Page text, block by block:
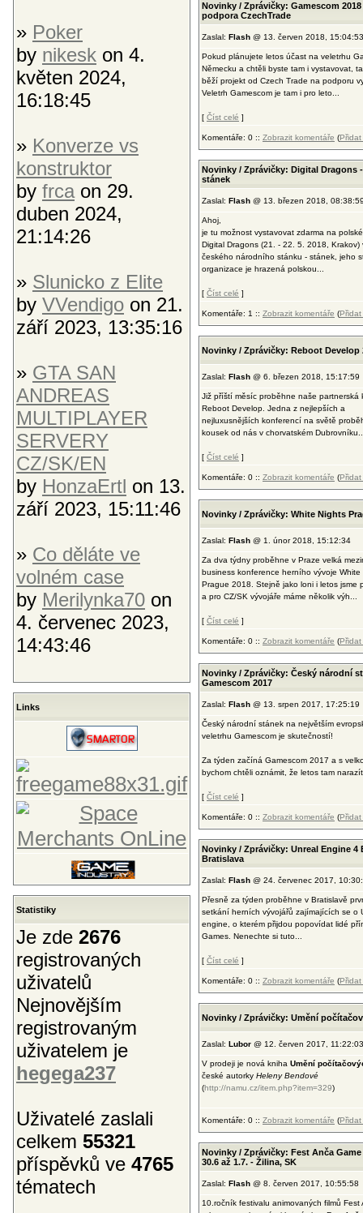
» Poker
by nikesk on 4.
květen 2024,
16:18:45
» Konverze vs
konstruktor
by frca on 29.
duben 2024,
21:14:26
» Slunicko z Elite
by VVendigo on 21.
září 2023, 13:35:16
» GTA SAN
ANDREAS
MULTIPLAYER
SERVERY
CZ/SK/EN
by HonzaErtl on 13.
září 2023, 15:11:46
» Co děláte ve
volném case
by Merilynka70 on
4. červenec 2023,
14:43:46
Links
Statistiky
Je zde 2676
registrovaných
uživatelů
Nejnovějším
registrovaným
uživatelem je
hegega237
Uživatelé zaslali
celkem 55321
příspěvků ve 4765
tématech
Novinky / Zprávičky: Gamescom 2018
podpora CzechTrade
Zaslal: Flash @ 13. červen 2018, 15:04:53
Pokud plánujete letos účast na veletrhu
Německu a chtěli byste tam i vystavovat,
běží projekt od Czech Trade na podporu
Veletrh Gamescom je tam i pro leto...
[ Číst celé ]
Komentáře: 0 :: Zobrazit komentáře (Přidat
Novinky / Zprávičky: Digital Dragons
stánek
Zaslal: Flash @ 13. březen 2018,
Ahoj,
je tu možnost vystavovat zdarma na
Digital Dragons (21. - 22. 5. 2018, Krakov)
českého národního stánku - stánek, jeho
organizace je hrazená polskou...
[ Číst celé ]
Komentáře: 1 :: Zobrazit komentáře (Přidat
Novinky / Zprávičky: Reboot Develop
Zaslal: Flash @ 6. březen 2018, 15:17:59
Již příští měsíc proběhne naše partnerská
Reboot Develop. Jedna z nejlepších a
nejluxusnějších konferencí na světě
kousek od nás v chorvatském
[ Číst celé ]
Komentáře: 0 :: Zobrazit komentáře (Přidat
Novinky / Zprávičky: White Nights
Zaslal: Flash @ 1. únor 2018, 15:12:34
Za dva týdny proběhne v Praze velká
business konference herního vývoje White
Prague 2018. Stejně jako loni i letos jsme
a pro CZ/SK vývojáře máme několik výh...
[ Číst celé ]
Komentáře: 0 :: Zobrazit komentáře (Přidat
Novinky / Zprávičky: Český národní
Gamescom 2017
Zaslal: Flash @ 13. srpen 2017, 17:25:19
Český národní stánek na největším
veletrhu Gamescom je skutečností!
Za týden začíná Gamescom 2017 a s
bychom chtěli oznámit, že letos tam
[ Číst celé ]
Komentáře: 0 :: Zobrazit komentáře (Přidat
Novinky / Zprávičky: Unreal Engine 4
Bratislava
Zaslal: Flash @ 24. červenec 2017,
Přesně za týden proběhne v Bratislavě
setkání herních vývojářů zajímajících se o
engine, o kterém přijdou popovídat lidé
Games. Nenechte si tuto...
[ Číst celé ]
Komentáře: 0 :: Zobrazit komentáře (Přidat
Novinky / Zprávičky: Umění
Zaslal: Lubor @ 12. červen 2017, 11:22:03
V prodeji je nová kniha Umění
české autorky Heleny Bendové
(http://namu.cz/item.php?item=329)
Komentáře: 0 :: Zobrazit komentáře (Přidat
Novinky / Zprávičky: Fest Anča Game
30.6 až 1.7. - Žilina, SK
Zaslal: Flash @ 8. červen 2017, 10:55:58
10.ročník festivalu animovaných filmů Fest